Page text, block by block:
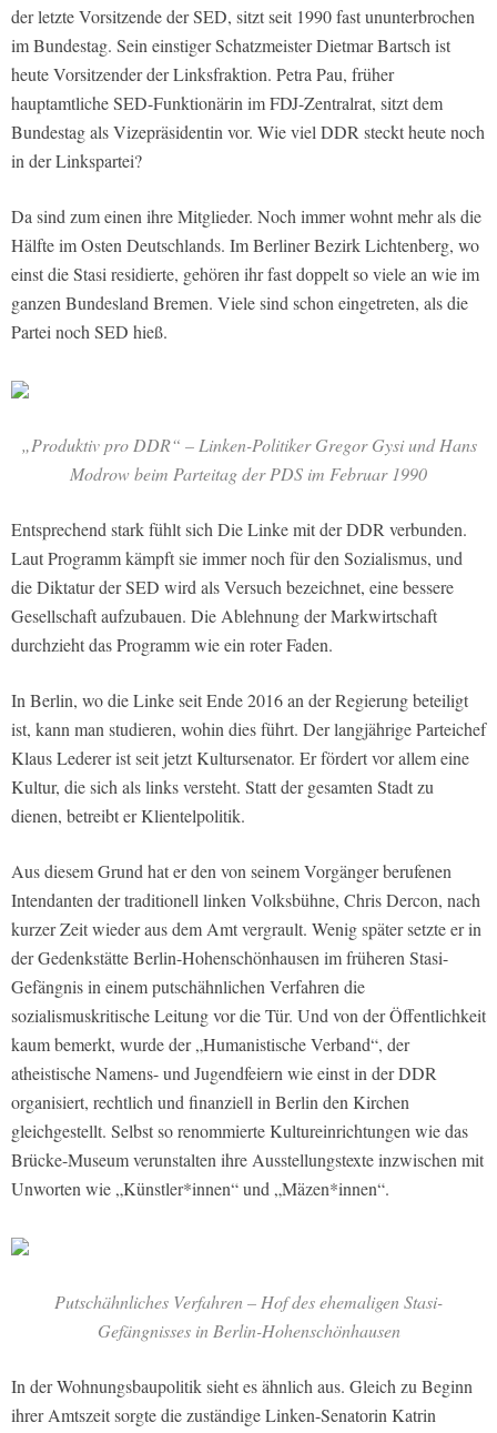
der letzte Vorsitzende der SED, sitzt seit 1990 fast ununterbrochen
im Bundestag. Sein einstiger Schatzmeister Dietmar Bartsch ist
heute Vorsitzender der Linksfraktion. Petra Pau, früher
hauptamtliche SED-Funktionärin im FDJ-Zentralrat, sitzt dem
Bundestag als Vizepräsidentin vor. Wie viel DDR steckt heute noch
in der Linkspartei?
Da sind zum einen ihre Mitglieder. Noch immer wohnt mehr als die
Hälfte im Osten Deutschlands. Im Berliner Bezirk Lichtenberg, wo
einst die Stasi residierte, gehören ihr fast doppelt so viele an wie im
ganzen Bundesland Bremen. Viele sind schon eingetreten, als die
Partei noch SED hieß.
„Produktiv pro DDR“ – Linken-Politiker Gregor Gysi und Hans
Modrow beim Parteitag der PDS im Februar 1990
Entsprechend stark fühlt sich Die Linke mit der DDR verbunden.
Laut Programm kämpft sie immer noch für den Sozialismus, und
die Diktatur der SED wird als Versuch bezeichnet, eine bessere
Gesellschaft aufzubauen. Die Ablehnung der Markwirtschaft
durchzieht das Programm wie ein roter Faden.
In Berlin, wo die Linke seit Ende 2016 an der Regierung beteiligt
ist, kann man studieren, wohin dies führt. Der langjährige Parteichef
Klaus Lederer ist seit jetzt Kultursenator. Er fördert vor allem eine
Kultur, die sich als links versteht. Statt der gesamten Stadt zu
dienen, betreibt er Klientelpolitik.
Aus diesem Grund hat er den von seinem Vorgänger berufenen
Intendanten der traditionell linken Volksbühne, Chris Dercon, nach
kurzer Zeit wieder aus dem Amt vergrault. Wenig später setzte er in
der Gedenkstätte Berlin-Hohenschönhausen im früheren Stasi-
Gefängnis in einem putschähnlichen Verfahren die
sozialismuskritische Leitung vor die Tür. Und von der Öffentlichkeit
kaum bemerkt, wurde der „Humanistische Verband“, der
atheistische Namens- und Jugendfeiern wie einst in der DDR
organisiert, rechtlich und finanziell in Berlin den Kirchen
gleichgestellt. Selbst so renommierte Kultureinrichtungen wie das
Brücke-Museum verunstalten ihre Ausstellungstexte inzwischen mit
Unworten wie „Künstler*innen“ und „Mäzen*innen“.
Putschähnliches Verfahren – Hof des ehemaligen Stasi-
Gefängnisses in Berlin-Hohenschönhausen
In der Wohnungsbaupolitik sieht es ähnlich aus. Gleich zu Beginn
ihrer Amtszeit sorgte die zuständige Linken-Senatorin Katrin